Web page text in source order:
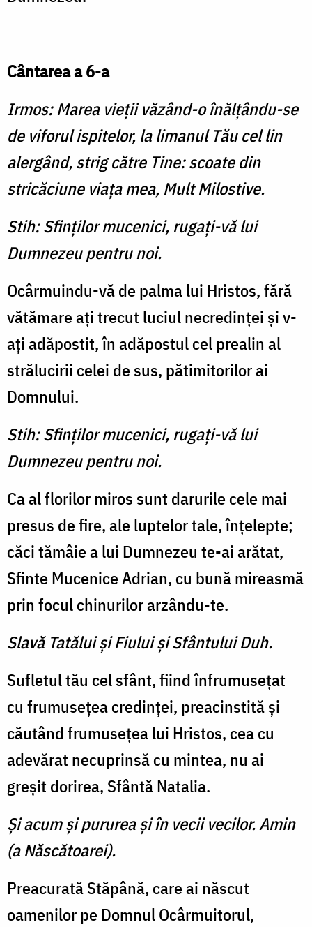
Cântarea a 6-a
Irmos: Marea vieţii văzând-o înălţându-se
de viforul ispitelor, la limanul Tău cel lin
alergând, strig către Tine: scoate din
stricăciune viaţa mea, Mult Milostive.
Stih: Sfinţilor mucenici, rugaţi-vă lui
Dumnezeu pentru noi.
Ocârmuindu-vă de palma lui Hristos, fără
vătămare aţi trecut luciul necredinţei şi v-
aţi adăpostit, în adăpostul cel prealin al
strălucirii celei de sus, pătimitorilor ai
Domnului.
Stih: Sfinţilor mucenici, rugaţi-vă lui
Dumnezeu pentru noi.
Ca al florilor miros sunt darurile cele mai
presus de fire, ale luptelor tale, înţelepte;
căci tămâie a lui Dumnezeu te-ai arătat,
Sfinte Mucenice Adrian, cu bună mireasmă
prin focul chinurilor arzându-te.
Slavă Tatălui şi Fiului şi Sfântului Duh.
Sufletul tău cel sfânt, fiind înfrumuseţat
cu frumuseţea credinţei, preacinstită şi
căutând frumuseţea lui Hristos, cea cu
adevărat necuprinsă cu mintea, nu ai
greşit dorirea, Sfântă Natalia.
Şi acum şi pururea şi în vecii vecilor. Amin
(a Născătoarei).
Preacurată Stăpână, care ai născut
oamenilor pe Domnul Ocârmuitorul,